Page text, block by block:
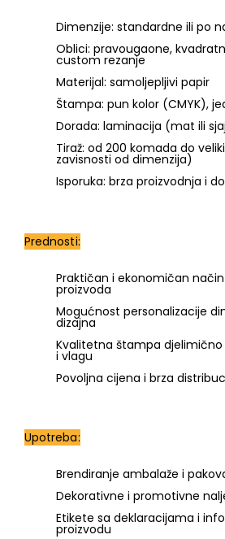
Dimenzije: standardne ili po
Oblici: pravougaone,
custom rezanje
Materijal: samoljepljivi papir
Štampa: pun kolor (CMYK),
Dorada: laminacija (mat ili
Tiraž: od 200 komada do
zavisnosti od dimenzija)
Isporuka: brza proizvodnja i
Prednosti:
Praktičan i ekonomičan
proizvoda
Mogućnost personalizacije
dizajna
Kvalitetna štampa
i vlagu
Povoljna cijena i brza
Upotreba:
Brendiranje ambalaže i
Dekorativne i promotivne
Etikete sa deklaracijama i
proizvodu